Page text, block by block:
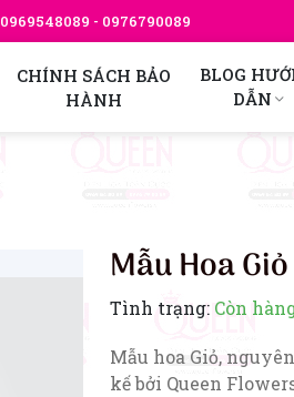
0969548089 - 0976790089
CHÍNH SÁCH BẢO
HÀNH
BLOG
DẪN
Mẫu Hoa
Tình trạng: Còn
Mẫu hoa Giỏ,
kế bởi Queen